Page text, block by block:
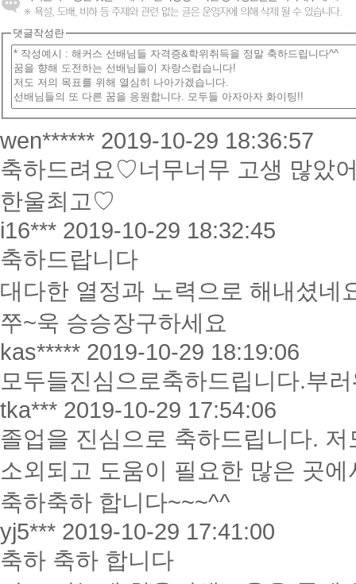
댓글작성란
wen****** 2019-10-29 18:36:57
축하드려요♡너무너무 고생 많았
한울최고♡
i16*** 2019-10-29 18:32:45
축하드랍니다
대다한 열정과 노력으로 해내셨네
쭈~욱 승승장구하세요
kas***** 2019-10-29 18:19:06
모두들진심으로축하드립니다.부
tka*** 2019-10-29 17:54:06
졸업을 진심으로 축하드립니다.
소외되고 도움이 필요한 많은 곳
축하축하 합니다~~~^^
yj5*** 2019-10-29 17:41:00
축하 축하 합니다